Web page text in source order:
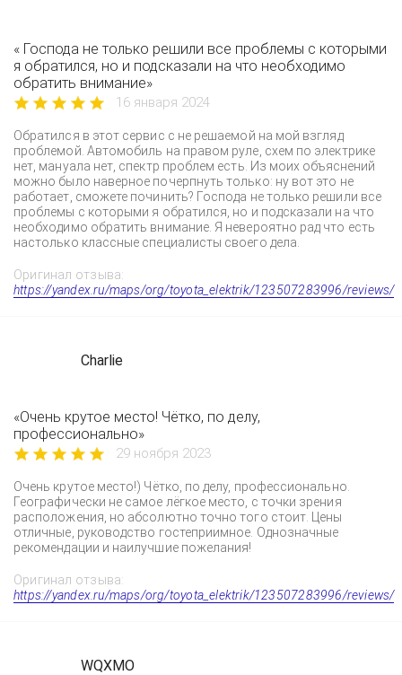
« Господа не только решили все проблемы с которыми
я обратился, но и подсказали на что необходимо
обратить внимание»
16 января 2024
Обратился в этот сервис с не решаемой на мой взгляд
проблемой. Автомобиль на правом руле, схем по электрике
нет, мануала нет, спектр проблем есть. Из моих объяснений
можно было наверное почерпнуть только: ну вот это не
работает, сможете починить? Господа не только решили все
проблемы с которыми я обратился, но и подсказали на что
необходимо обратить внимание. Я невероятно рад что есть
настолько классные специалисты своего дела.
Оригинал отзыва:
https://yandex.ru/maps/org/toyota_elektrik/123507283996/reviews/
Charlie
«Очень крутое место! Чётко, по делу,
профессионально»
29 ноября 2023
Очень крутое место!) Чётко, по делу, профессионально.
Географически не самое лёгкое место, с точки зрения
расположения, но абсолютно точно того стоит. Цены
отличные, руководство гостеприимное. Однозначные
рекомендации и наилучшие пожелания!
Оригинал отзыва:
https://yandex.ru/maps/org/toyota_elektrik/123507283996/reviews/
WQXMO